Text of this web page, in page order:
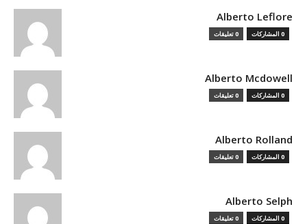
Alberto Leflore
0 المشاركات 0 تعليقات
Alberto Mcdowell
0 المشاركات 0 تعليقات
Alberto Rolland
0 المشاركات 0 تعليقات
Alberto Selph
0 المشاركات 0 تعليقات